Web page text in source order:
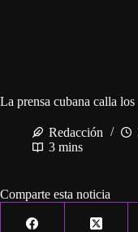
La prensa cubana calla
Redacción
3 mins
Comparte esta noticia